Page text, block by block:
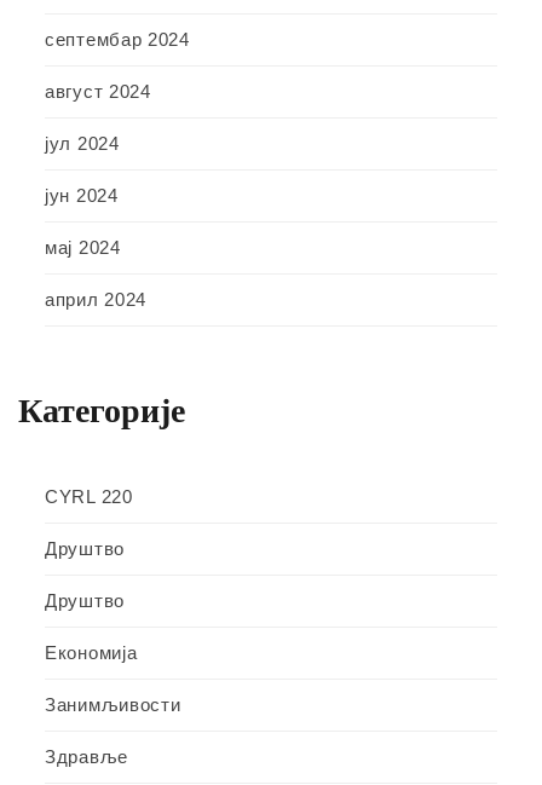
септембар 2024
август 2024
јул 2024
јун 2024
мај 2024
април 2024
Категорије
CYRL 220
Друштво
Друштво
Економија
Занимљивости
Здравље